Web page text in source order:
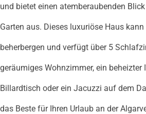
und bietet einen atemberaubenden
Garten aus. Dieses luxuriöse Haus
beherbergen und verfügt über 5
geräumiges Wohnzimmer, ein beheizter
Billardtisch oder ein Jacuzzi auf dem
das Beste für Ihren Urlaub an der